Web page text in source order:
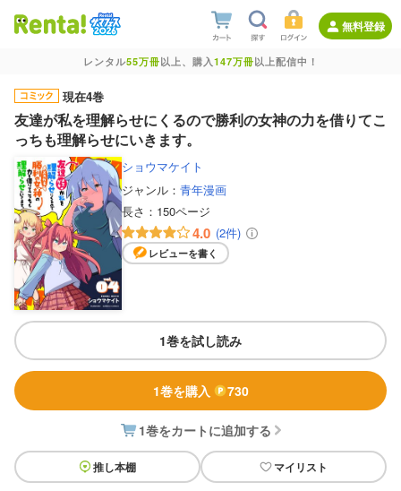
無料登録
レンタル55万冊以上、購入147万冊以上配信中！
現在4巻
友達が私を理解らせにくるので勝利の女神の力を借りてこ
っちも理解らせにいきます。
ショウマケイト
ジャンル： 青年漫画
長さ： 150ページ
4.0 (2件)
レビューを書く
1巻を試し読み
1巻を購入 730
1巻をカートに追加する
推し本棚 マイリスト